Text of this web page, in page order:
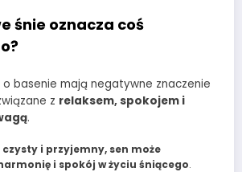
śnie oznacza coś
o basenie mają negatywne znaczenie
z relaksem, spokojem i
.
i przyjemny, sen może
i spokój w życiu śniącego.